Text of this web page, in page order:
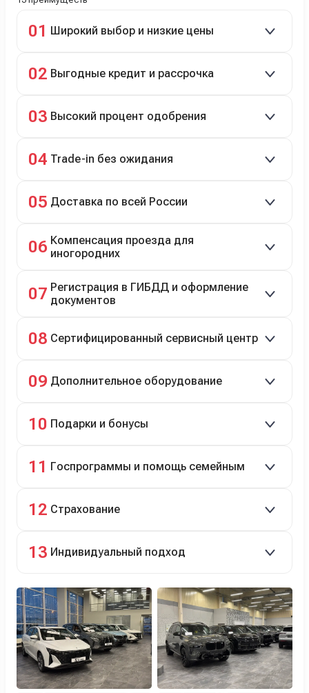
01 Широкий выбор и низкие цены
подержанные авто.
02 Выгодные кредит и рассрочка
рассрочка 0% на 2 года при первом взносе 35–50%.
03 Высокий процент одобрения
04 Trade-in без ожидания
05 Доставка по всей России
06 Компенсация проезда для
иногородних
07 Регистрация в ГИБДД и оформление
документов
08 Сертифицированный сервисный центр
технический ремонт.
09 Дополнительное оборудование
10 Подарки и бонусы
программе лояльности.
11 Госпрограммы и помощь семейным
12 Страхование
бонусами для клиентов.
13 Индивидуальный подход
оформлением.